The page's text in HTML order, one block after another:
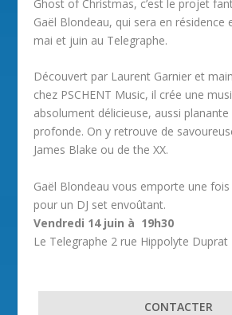
Ghost of Christmas, c’est le projet
Gaël Blondeau, qui sera en résidence
mai et juin au Telegraphe.
Découvert par Laurent Garnier et
chez PSCHENT Music, il crée une
absolument délicieuse, aussi
profonde. On y retrouve de
James Blake ou de the XX.
Gaël Blondeau vous emporte une
pour un DJ set envoûtant.
Vendredi 14 juin à 19h30
Le Telegraphe 2 rue Hippolyte Duprat
CONTACTER